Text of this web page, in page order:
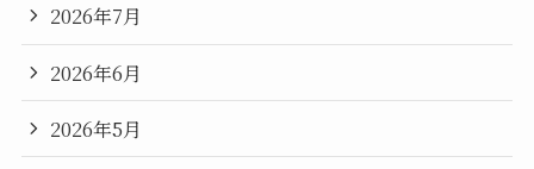
2026年7月
2026年6月
2026年5月